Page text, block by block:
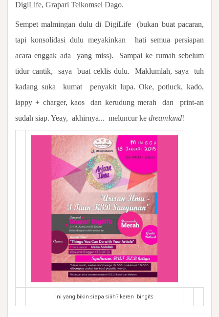
DigiLife, Grapari Telkomsel Dago.
Sempet malmingan dulu di DigiLife
(bukan buat pacaran,
tapi konsolidasi dulu meyakinkan
hati semua persiapan
acara enggak ada
yang miss).
Sampai ke rumah sebelum
tidur cantik,
saya buat ceklis dulu. Maklumlah, saya
tuh
kadang suka
kumat
penyakit lupa. Oke, potluck, kado,
lappy + charger, kaos
dan kerudung merah dan
print-an
sudah siap. Yeay, akhirnya... meluncur ke dreamland!
ini yang bikin siapa siiih? keren bingits